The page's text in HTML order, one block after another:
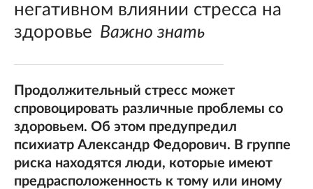
негативном влиянии стресса на
здоровье Важно знать
Продолжительный стресс может
спровоцировать различные проблемы со
здоровьем. Об этом предупредил
психиатр Александр Федорович. В группе
риска находятся люди, которые имеют
предрасположенность к тому или иному